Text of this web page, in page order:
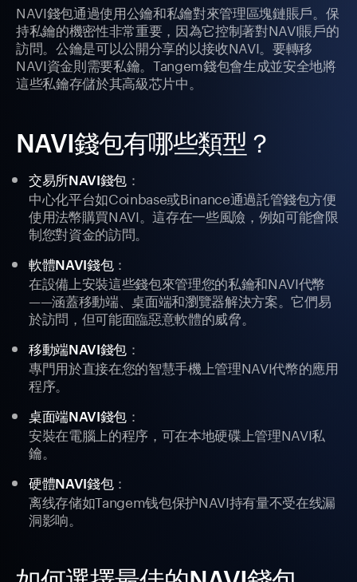
NAVI錢包通過使用公鑰和私鑰對來管理區塊鏈賬戶。保
持私鑰的機密性非常重要，因為它控制著對NAVI賬戶的
訪問。公鑰是可以公開分享的以接收NAVI。要轉移
NAVI資金則需要私鑰。Tangem錢包會生成並安全地將
這些私鑰存儲於其高級芯片中。
NAVI錢包有哪些類型？
交易所NAVI錢包：
中心化平台如Coinbase或Binance通過託管錢包方便
使用法幣購買NAVI。這存在一些風險，例如可能會限
制您對資金的訪問。
軟體NAVI錢包：
在設備上安裝這些錢包來管理您的私鑰和NAVI代幣
——涵蓋移動端、桌面端和瀏覽器解決方案。它們易
於訪問，但可能面臨惡意軟體的威脅。
移動端NAVI錢包：
專門用於直接在您的智慧手機上管理NAVI代幣的應用
程序。
桌面端NAVI錢包：
安裝在電腦上的程序，可在本地硬碟上管理NAVI私
鑰。
硬體NAVI錢包：
离线存储如Tangem钱包保护NAVI持有量不受在线漏
洞影响。